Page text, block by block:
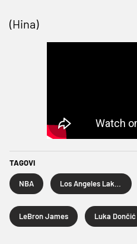
(Hina)
TAGOVI
NBA
LeBron James Luka Dončić